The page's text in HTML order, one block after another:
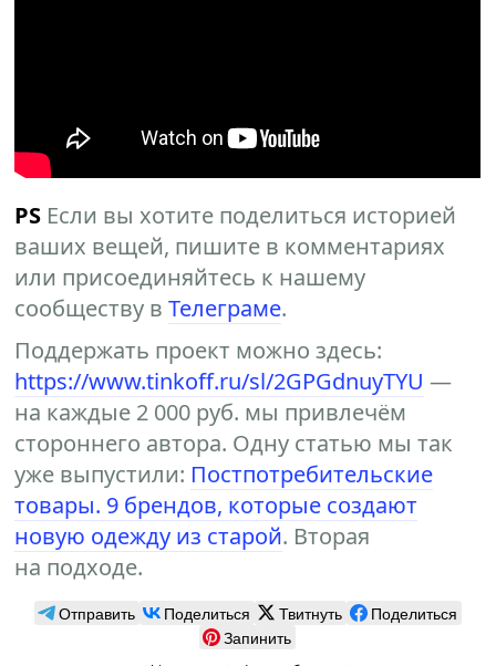
PS Если вы хотите поделиться историей
ваших вещей, пишите в комментариях
или присоединяйтесь к нашему
сообществу вТелеграме.
Поддержать проект можно здесь:
https://www.tinkoff.ru/sl/2GPGdnuyTYU —
на каждые 2 000 руб. мы привлечём
стороннего автора. Одну статью мы так
уже выпустили: Постпотребительские
товары. 9 брендов, которые создают
новую одежду из старой. Вторая
на подходе.
Отправить Поделиться Твитнуть
Поделиться
Запинить